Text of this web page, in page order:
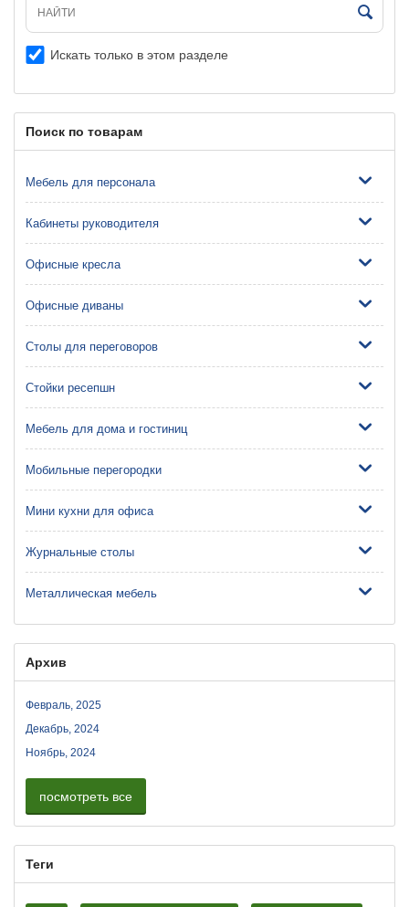
Искать только в этом разделе
Поиск по товарам
Мебель для персонала
Кабинеты руководителя
Офисные кресла
Офисные диваны
Столы для переговоров
Стойки ресепшн
Мебель для дома и гостиниц
Мобильные перегородки
Мини кухни для офиса
Журнальные столы
Металлическая мебель
Архив
Февраль, 2025
Декабрь, 2024
Ноябрь, 2024
посмотреть все
Теги